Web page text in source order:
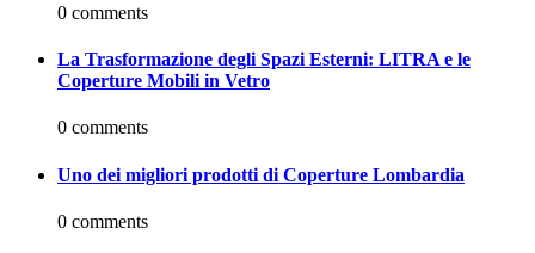
0 comments
La Trasformazione degli Spazi Esterni: LITRA e le
Coperture Mobili in Vetro
0 comments
Uno dei migliori prodotti di Coperture Lombardia
0 comments